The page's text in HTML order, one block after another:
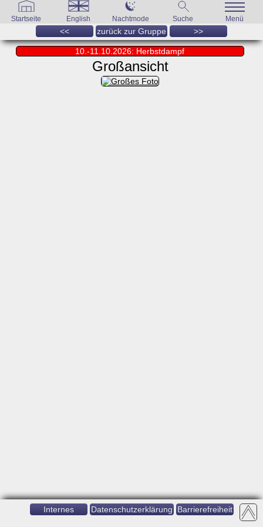
Startseite English Nachtmode Suche Menü
<< zurück zur Gruppe >>
10.-11.10.2026: Herbstdampf
Großansicht
Internes Datenschutzerklärung Barrierefreiheit